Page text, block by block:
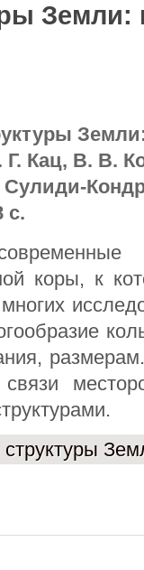
Г. Кац, В. В.
с.
коры, к